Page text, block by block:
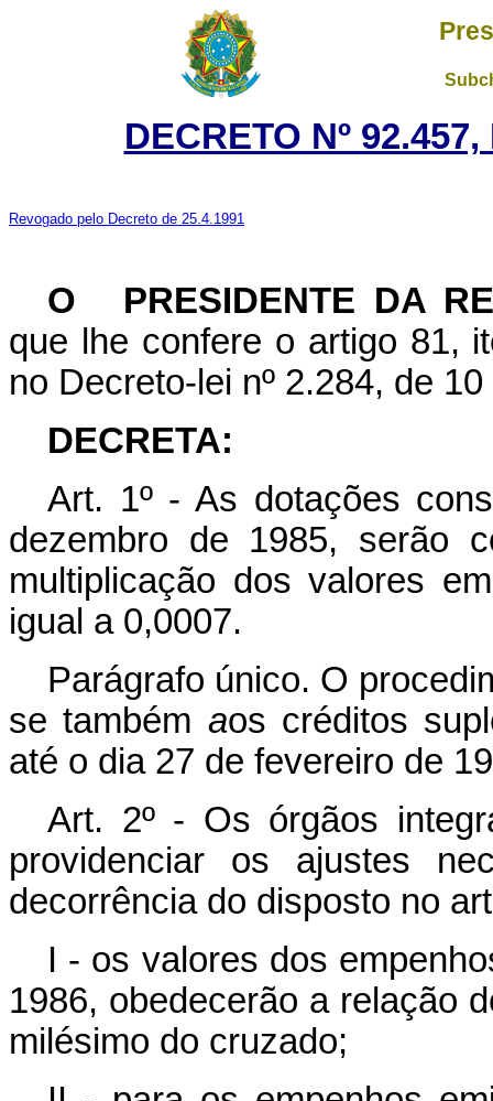
DECRETO Nº
Revogado pelo Decreto de 25.4.1991
O
PRESIDENTE DA
que lhe confere o artigo 81,
no Decreto-lei nº 2.284, de
DECRETA:
Art. 1º - As dotações
dezembro de 1985, serão
multiplicação dos valores
igual a 0,0007.
Parágrafo único. O
se também aos créditos
até o dia 27 de fevereiro de
Art. 2º - Os órgãos
providenciar os ajustes
decorrência do disposto no
I - os valores dos
1986, obedecerão a relação
milésimo do cruzado;